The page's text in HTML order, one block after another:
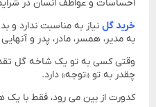
احساسات و عواطف انسان در
خرید گل نیاز به مناسبت ندارد
به مدیر، همسر، مادر، پدر و
وقتی کسی به تو یک شاخه گل
چقدر به تو «توجه» دارد.
کدورت از بین می رود، فقط با یک